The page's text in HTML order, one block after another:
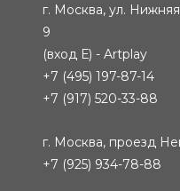
г. Москва, ул.
9
(вход Е) - Artplay
+7 (495) 197-87-14
+7 (917) 520-33-88
г. Москва, проезд
+7 (925) 934-78-88